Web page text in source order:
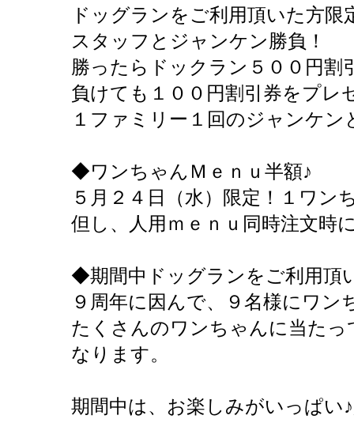
ドッグランをご利用頂いた方
スタッフとジャンケン勝負！
勝ったらドックラン５００円割
負けても１００円割引券をプレ
１ファミリー１回のジャンケン
◆ワンちゃんＭｅｎｕ半額♪
５月２４日（水）限定！１ワン
但し、人用ｍｅｎｕ同時注文時
◆期間中ドッグランをご利用頂
９周年に因んで、９名様にワ
たくさんのワンちゃんに当た
なります。
期間中は、お楽しみがいっぱい